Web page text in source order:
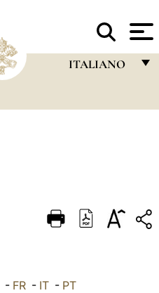
ITALIANO
DEUTSCH
العربيّة - FR - IT - PT